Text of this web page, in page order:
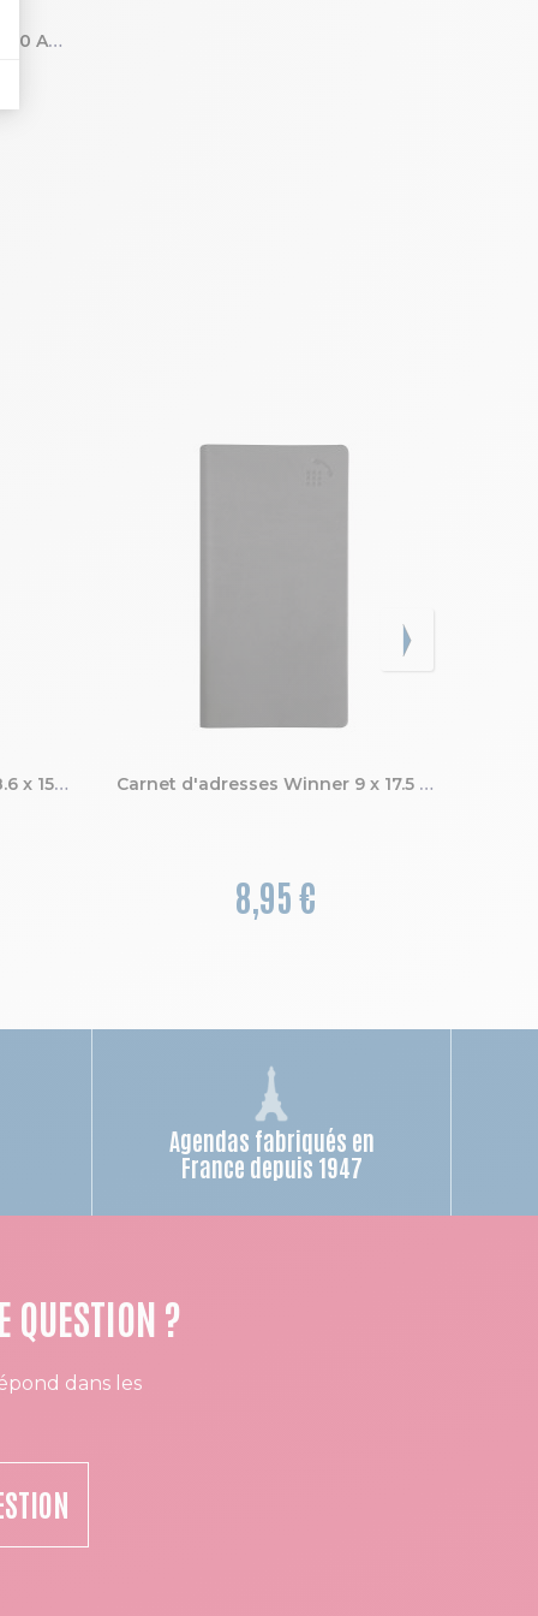
Agenda de bureau Horizons 20 Amélie 15 x 21 cm Semainier Janvier à Décembre 2027
Carnet d'adresses Winner 8.6 x 15.8 cm Carnet d'adresses Winner 9 x 17.5 cm
8,95 €
Agendas fabriqués en
France depuis 1947
QUESTION ?
dans les